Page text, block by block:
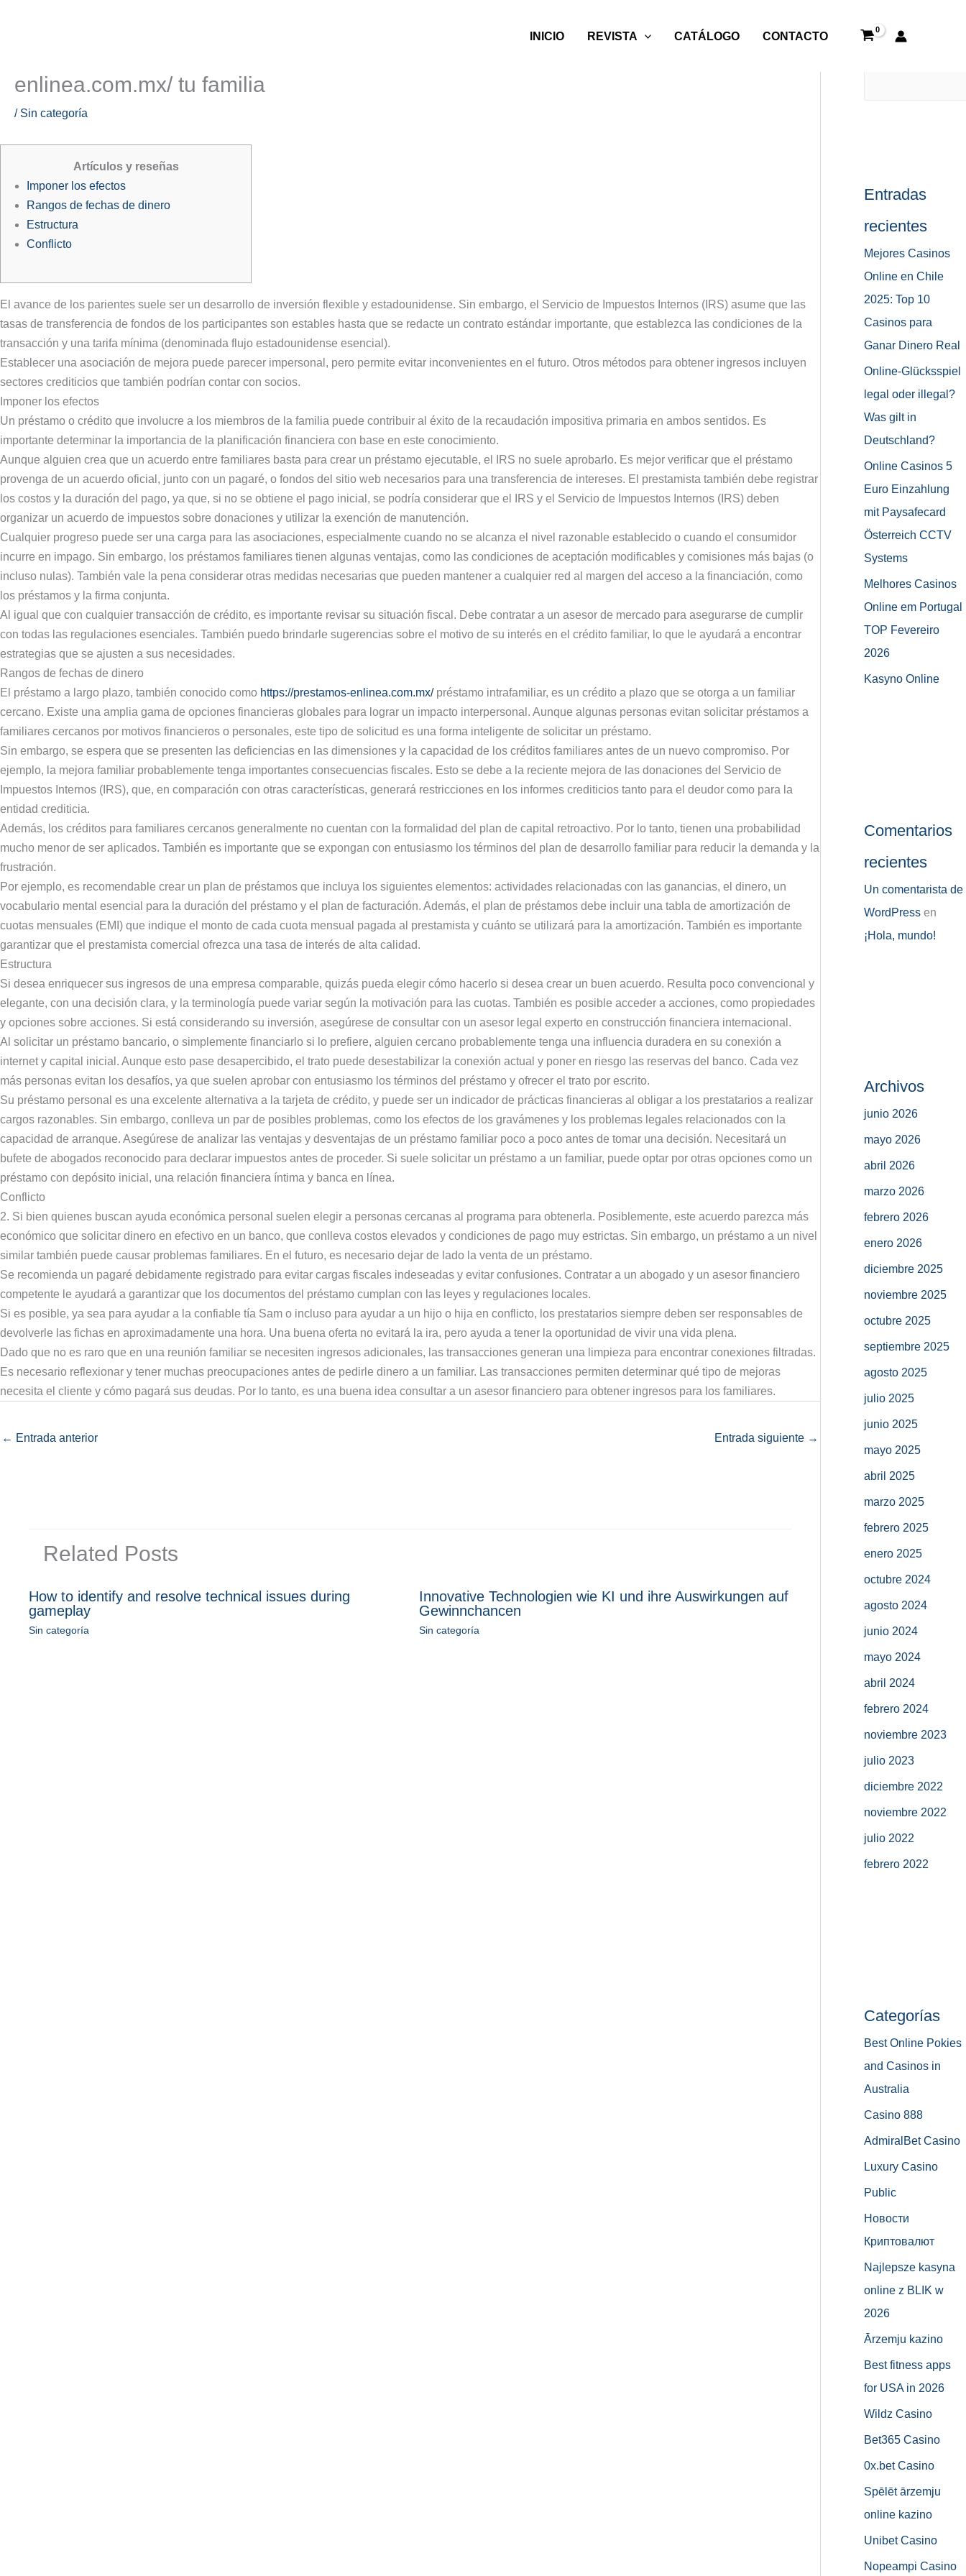
INICIO REVISTA CATÁLOGO CONTACTO
enlinea.com.mx/ tu familia
/ Sin categoría
Artículos y reseñas
Imponer los efectos
Rangos de fechas de dinero
Estructura
Conflicto
El avance de los parientes suele ser un desarrollo de inversión flexible y estadounidense. Sin embargo, el Servicio de Impuestos Internos (IRS) asume que las
tasas de transferencia de fondos de los participantes son estables hasta que se redacte un contrato estándar importante, que establezca las condiciones de la
transacción y una tarifa mínima (denominada flujo estadounidense esencial).
Establecer una asociación de mejora puede parecer impersonal, pero permite evitar inconvenientes en el futuro. Otros métodos para obtener ingresos incluyen
sectores crediticios que también podrían contar con socios.
Imponer los efectos
Un préstamo o crédito que involucre a los miembros de la familia puede contribuir al éxito de la recaudación impositiva primaria en ambos sentidos. Es
importante determinar la importancia de la planificación financiera con base en este conocimiento.
Aunque alguien crea que un acuerdo entre familiares basta para crear un préstamo ejecutable, el IRS no suele aprobarlo. Es mejor verificar que el préstamo
provenga de un acuerdo oficial, junto con un pagaré, o fondos del sitio web necesarios para una transferencia de intereses. El prestamista también debe registrar
los costos y la duración del pago, ya que, si no se obtiene el pago inicial, se podría considerar que el IRS y el Servicio de Impuestos Internos (IRS) deben
organizar un acuerdo de impuestos sobre donaciones y utilizar la exención de manutención.
Cualquier progreso puede ser una carga para las asociaciones, especialmente cuando no se alcanza el nivel razonable establecido o cuando el consumidor
incurre en impago. Sin embargo, los préstamos familiares tienen algunas ventajas, como las condiciones de aceptación modificables y comisiones más bajas (o
incluso nulas). También vale la pena considerar otras medidas necesarias que pueden mantener a cualquier red al margen del acceso a la financiación, como
los préstamos y la firma conjunta.
Al igual que con cualquier transacción de crédito, es importante revisar su situación fiscal. Debe contratar a un asesor de mercado para asegurarse de cumplir
con todas las regulaciones esenciales. También puedo brindarle sugerencias sobre el motivo de su interés en el crédito familiar, lo que le ayudará a encontrar
estrategias que se ajusten a sus necesidades.
Rangos de fechas de dinero
El préstamo a largo plazo, también conocido como https://prestamos-enlinea.com.mx/préstamo intrafamiliar, es un crédito a plazo que se otorga a un familiar
cercano. Existe una amplia gama de opciones financieras globales para lograr un impacto interpersonal. Aunque algunas personas evitan solicitar préstamos a
familiares cercanos por motivos financieros o personales, este tipo de solicitud es una forma inteligente de solicitar un préstamo.
Sin embargo, se espera que se presenten las deficiencias en las dimensiones y la capacidad de los créditos familiares antes de un nuevo compromiso. Por
ejemplo, la mejora familiar probablemente tenga importantes consecuencias fiscales. Esto se debe a la reciente mejora de las donaciones del Servicio de
Impuestos Internos (IRS), que, en comparación con otras características, generará restricciones en los informes crediticios tanto para el deudor como para la
entidad crediticia.
Además, los créditos para familiares cercanos generalmente no cuentan con la formalidad del plan de capital retroactivo. Por lo tanto, tienen una probabilidad
mucho menor de ser aplicados. También es importante que se expongan con entusiasmo los términos del plan de desarrollo familiar para reducir la demanda y la
frustración.
Por ejemplo, es recomendable crear un plan de préstamos que incluya los siguientes elementos: actividades relacionadas con las ganancias, el dinero, un
vocabulario mental esencial para la duración del préstamo y el plan de facturación. Además, el plan de préstamos debe incluir una tabla de amortización de
cuotas mensuales (EMI) que indique el monto de cada cuota mensual pagada al prestamista y cuánto se utilizará para la amortización. También es importante
garantizar que el prestamista comercial ofrezca una tasa de interés de alta calidad.
Estructura
Si desea enriquecer sus ingresos de una empresa comparable, quizás pueda elegir cómo hacerlo si desea crear un buen acuerdo. Resulta poco convencional y
elegante, con una decisión clara, y la terminología puede variar según la motivación para las cuotas. También es posible acceder a acciones, como propiedades
y opciones sobre acciones. Si está considerando su inversión, asegúrese de consultar con un asesor legal experto en construcción financiera internacional.
Al solicitar un préstamo bancario, o simplemente financiarlo si lo prefiere, alguien cercano probablemente tenga una influencia duradera en su conexión a
internet y capital inicial. Aunque esto pase desapercibido, el trato puede desestabilizar la conexión actual y poner en riesgo las reservas del banco. Cada vez
más personas evitan los desafíos, ya que suelen aprobar con entusiasmo los términos del préstamo y ofrecer el trato por escrito.
Su préstamo personal es una excelente alternativa a la tarjeta de crédito, y puede ser un indicador de prácticas financieras al obligar a los prestatarios a realizar
cargos razonables. Sin embargo, conlleva un par de posibles problemas, como los efectos de los gravámenes y los problemas legales relacionados con la
capacidad de arranque. Asegúrese de analizar las ventajas y desventajas de un préstamo familiar poco a poco antes de tomar una decisión. Necesitará un
bufete de abogados reconocido para declarar impuestos antes de proceder. Si suele solicitar un préstamo a un familiar, puede optar por otras opciones como un
préstamo con depósito inicial, una relación financiera íntima y banca en línea.
Conflicto
2. Si bien quienes buscan ayuda económica personal suelen elegir a personas cercanas al programa para obtenerla. Posiblemente, este acuerdo parezca más
económico que solicitar dinero en efectivo en un banco, que conlleva costos elevados y condiciones de pago muy estrictas. Sin embargo, un préstamo a un nivel
similar también puede causar problemas familiares. En el futuro, es necesario dejar de lado la venta de un préstamo.
Se recomienda un pagaré debidamente registrado para evitar cargas fiscales indeseadas y evitar confusiones. Contratar a un abogado y un asesor financiero
competente le ayudará a garantizar que los documentos del préstamo cumplan con las leyes y regulaciones locales.
Si es posible, ya sea para ayudar a la confiable tía Sam o incluso para ayudar a un hijo o hija en conflicto, los prestatarios siempre deben ser responsables de
devolverle las fichas en aproximadamente una hora. Una buena oferta no evitará la ira, pero ayuda a tener la oportunidad de vivir una vida plena.
Dado que no es raro que en una reunión familiar se necesiten ingresos adicionales, las transacciones generan una limpieza para encontrar conexiones filtradas.
Es necesario reflexionar y tener muchas preocupaciones antes de pedirle dinero a un familiar. Las transacciones permiten determinar qué tipo de mejoras
necesita el cliente y cómo pagará sus deudas. Por lo tanto, es una buena idea consultar a un asesor financiero para obtener ingresos para los familiares.
← Entrada anterior Entrada siguiente →
Related Posts
How to identify and resolve technical issues during
gameplay
Sin categoría
Innovative Technologien wie KI und ihre Auswirkungen auf
Gewinnchancen
Sin categoría
Entradas
recientes
Mejores Casinos
Online en Chile
2025: Top 10
Casinos para
Ganar Dinero Real
Online-Glücksspiel
legal oder illegal?
Was gilt in
Deutschland?
Online Casinos 5
Euro Einzahlung
mit Paysafecard
Österreich CCTV
Systems
Melhores Casinos
Online em Portugal
TOP Fevereiro
2026
Kasyno Online
Comentarios
recientes
Un comentarista de
WordPress en
¡Hola, mundo!
Archivos
junio 2026
mayo 2026
abril 2026
marzo 2026
febrero 2026
enero 2026
diciembre 2025
noviembre 2025
octubre 2025
septiembre 2025
agosto 2025
julio 2025
junio 2025
mayo 2025
abril 2025
marzo 2025
febrero 2025
enero 2025
octubre 2024
agosto 2024
junio 2024
mayo 2024
abril 2024
febrero 2024
noviembre 2023
julio 2023
diciembre 2022
noviembre 2022
julio 2022
febrero 2022
Categorías
Best Online Pokies
and Casinos in
Australia
Casino 888
AdmiralBet Casino
Luxury Casino
Public
Новости
Криптовалют
Najlepsze kasyna
online z BLIK w
2026
Ārzemju kazino
Best fitness apps
for USA in 2026
Wildz Casino
Bet365 Casino
0x.bet Casino
Spēlēt ārzemju
online kazino
Unibet Casino
Nopeampi Casino